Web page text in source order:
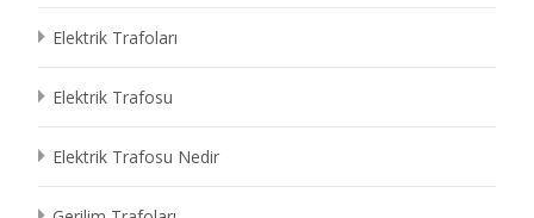
Elektrik Trafoları
Elektrik Trafosu
Elektrik Trafosu Nedir